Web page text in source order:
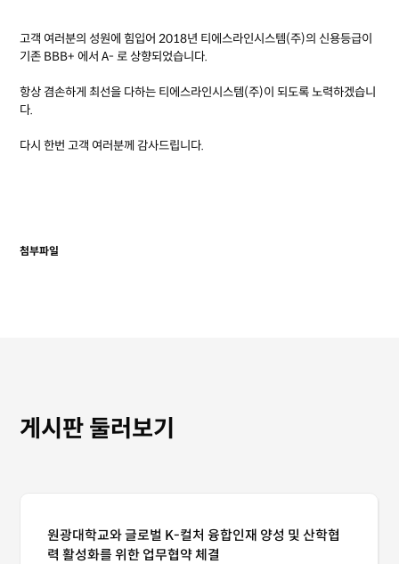
고객 여러분의 성원에 힘입어 2018년 티에스라인시스템(주)의 신용등급이
기존 BBB+ 에서 A- 로 상향되었습니다.
항상 겸손하게 최선을 다하는 티에스라인시스템(주)이 되도록 노력하겠습니
다.
다시 한번 고객 여러분께 감사드립니다.
첨부파일
게시판 둘러보기
원광대학교와 글로벌 K-컬처 융합인재 양성 및 산학협
력 활성화를 위한 업무협약 체결